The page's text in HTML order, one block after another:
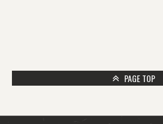
PAGE TOP